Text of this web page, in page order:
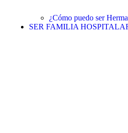
¿Cómo puedo ser
SER FAMILIA